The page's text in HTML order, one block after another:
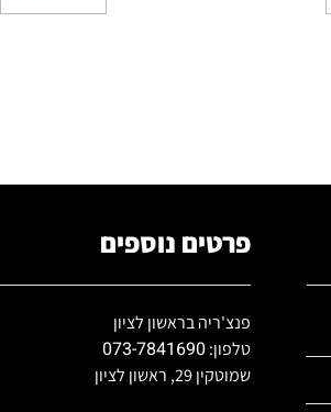
פרטים נוספים
פנצ'ריה בראשון לציון
טלפון:073-7841690
שמוטקין 29, ראשון לציון